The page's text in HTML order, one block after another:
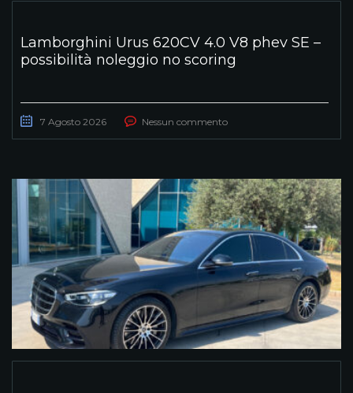
Lamborghini Urus 620CV 4.0 V8 phev SE –
possibilità noleggio no scoring
7 Agosto 2026 Nessun commento